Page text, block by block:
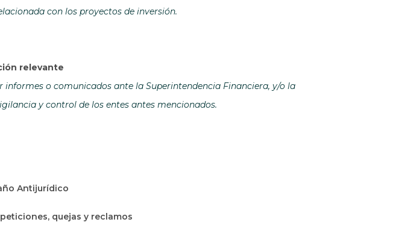
con los proyectos de inversión.
relevante
o comunicados ante la Superintendencia Financiera, y/o la
y control de los entes antes mencionados.
Antijurídico
quejas y reclamos